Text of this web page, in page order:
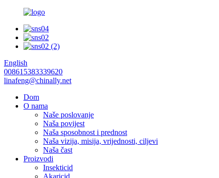
English
008615383339620
linafeng@chinally.net
Dom
O nama
Naše poslovanje
Naša povijest
Naša sposobnost i prednost
Naša vizija, misija, vrijednosti, ciljevi
Naša čast
Proizvodi
Insekticid
Akaricid